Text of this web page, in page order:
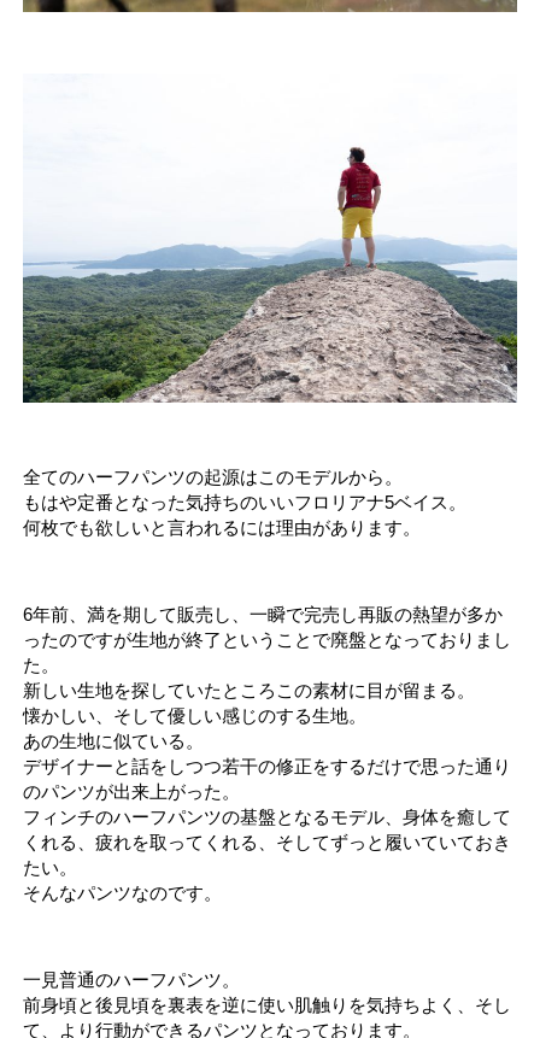
全てのハーフパンツの起源はこのモデルから。
もはや定番となった気持ちのいいフロリアナ5ベイス。
何枚でも欲しいと言われるには理由があります。
6年前、満を期して販売し、一瞬で完売し再販の熱望が多か
ったのですが生地が終了ということで廃盤となっておりまし
た。
新しい生地を探していたところこの素材に目が留まる。
懐かしい、そして優しい感じのする生地。
あの生地に似ている。
デザイナーと話をしつつ若干の修正をするだけで思った通り
のパンツが出来上がった。
フィンチのハーフパンツの基盤となるモデル、身体を癒して
くれる、疲れを取ってくれる、そしてずっと履いていておき
たい。
そんなパンツなのです。
一見普通のハーフパンツ。
前身頃と後見頃を裏表を逆に使い肌触りを気持ちよく、そし
て、より行動ができるパンツとなっております。